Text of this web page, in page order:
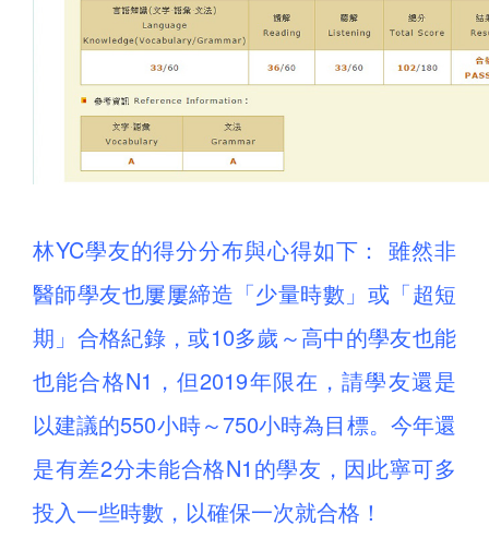
林YC學友的得分分布與心得如下： 雖然非
醫師學友也屢屢締造「少量時數」或「超短
期」合格紀錄，或10多歲～高中的學友也能
也能合格N1，但2019年限在，請學友還是
以建議的550小時～750小時為目標。今年還
是有差2分未能合格N1的學友，因此寧可多
投入一些時數，以確保一次就合格！